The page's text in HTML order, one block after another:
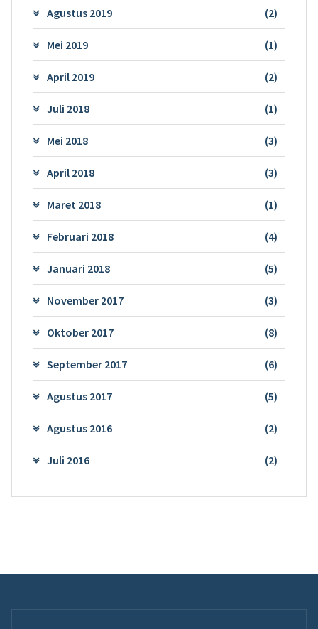
Agustus 2019 (2)
Mei 2019 (1)
April 2019 (2)
Juli 2018 (1)
Mei 2018 (3)
April 2018 (3)
Maret 2018 (1)
Februari 2018 (4)
Januari 2018 (5)
November 2017 (3)
Oktober 2017 (8)
September 2017 (6)
Agustus 2017 (5)
Agustus 2016 (2)
Juli 2016 (2)